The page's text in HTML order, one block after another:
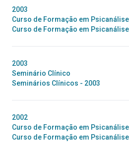
2003
Curso de Formação em Psicanálise
Curso de Formação em
2003
Seminário Clínico
Seminários Clínicos - 2003
2002
Curso de Formação em Psicanálise
Curso de Formação em